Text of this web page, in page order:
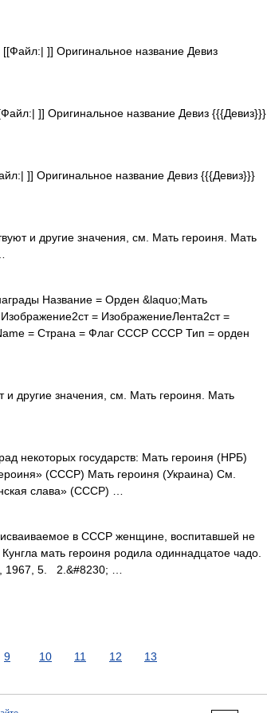
]] Оригинальное название Девиз
]] Оригинальное название Девиз {{{Девиз}}}
]] Оригинальное название Девиз {{{Девиз}}}
и другие значения, см. Мать героиня. Мать
Название = Орден &laquo;Мать
= ИзображениеЛента2ст =
= Страна = Флаг СССР СССР Тип = орден
другие значения, см. Мать героиня. Мать
некоторых государств: Мать героиня (НРБ)
(СССР) Мать героиня (Украина) См.
слава» (СССР) …
в СССР женщине, воспитавшей не
мать героиня родила одиннадцатое чадо.
1967, 5. 2.&#8230; …
9 10 11 12 13